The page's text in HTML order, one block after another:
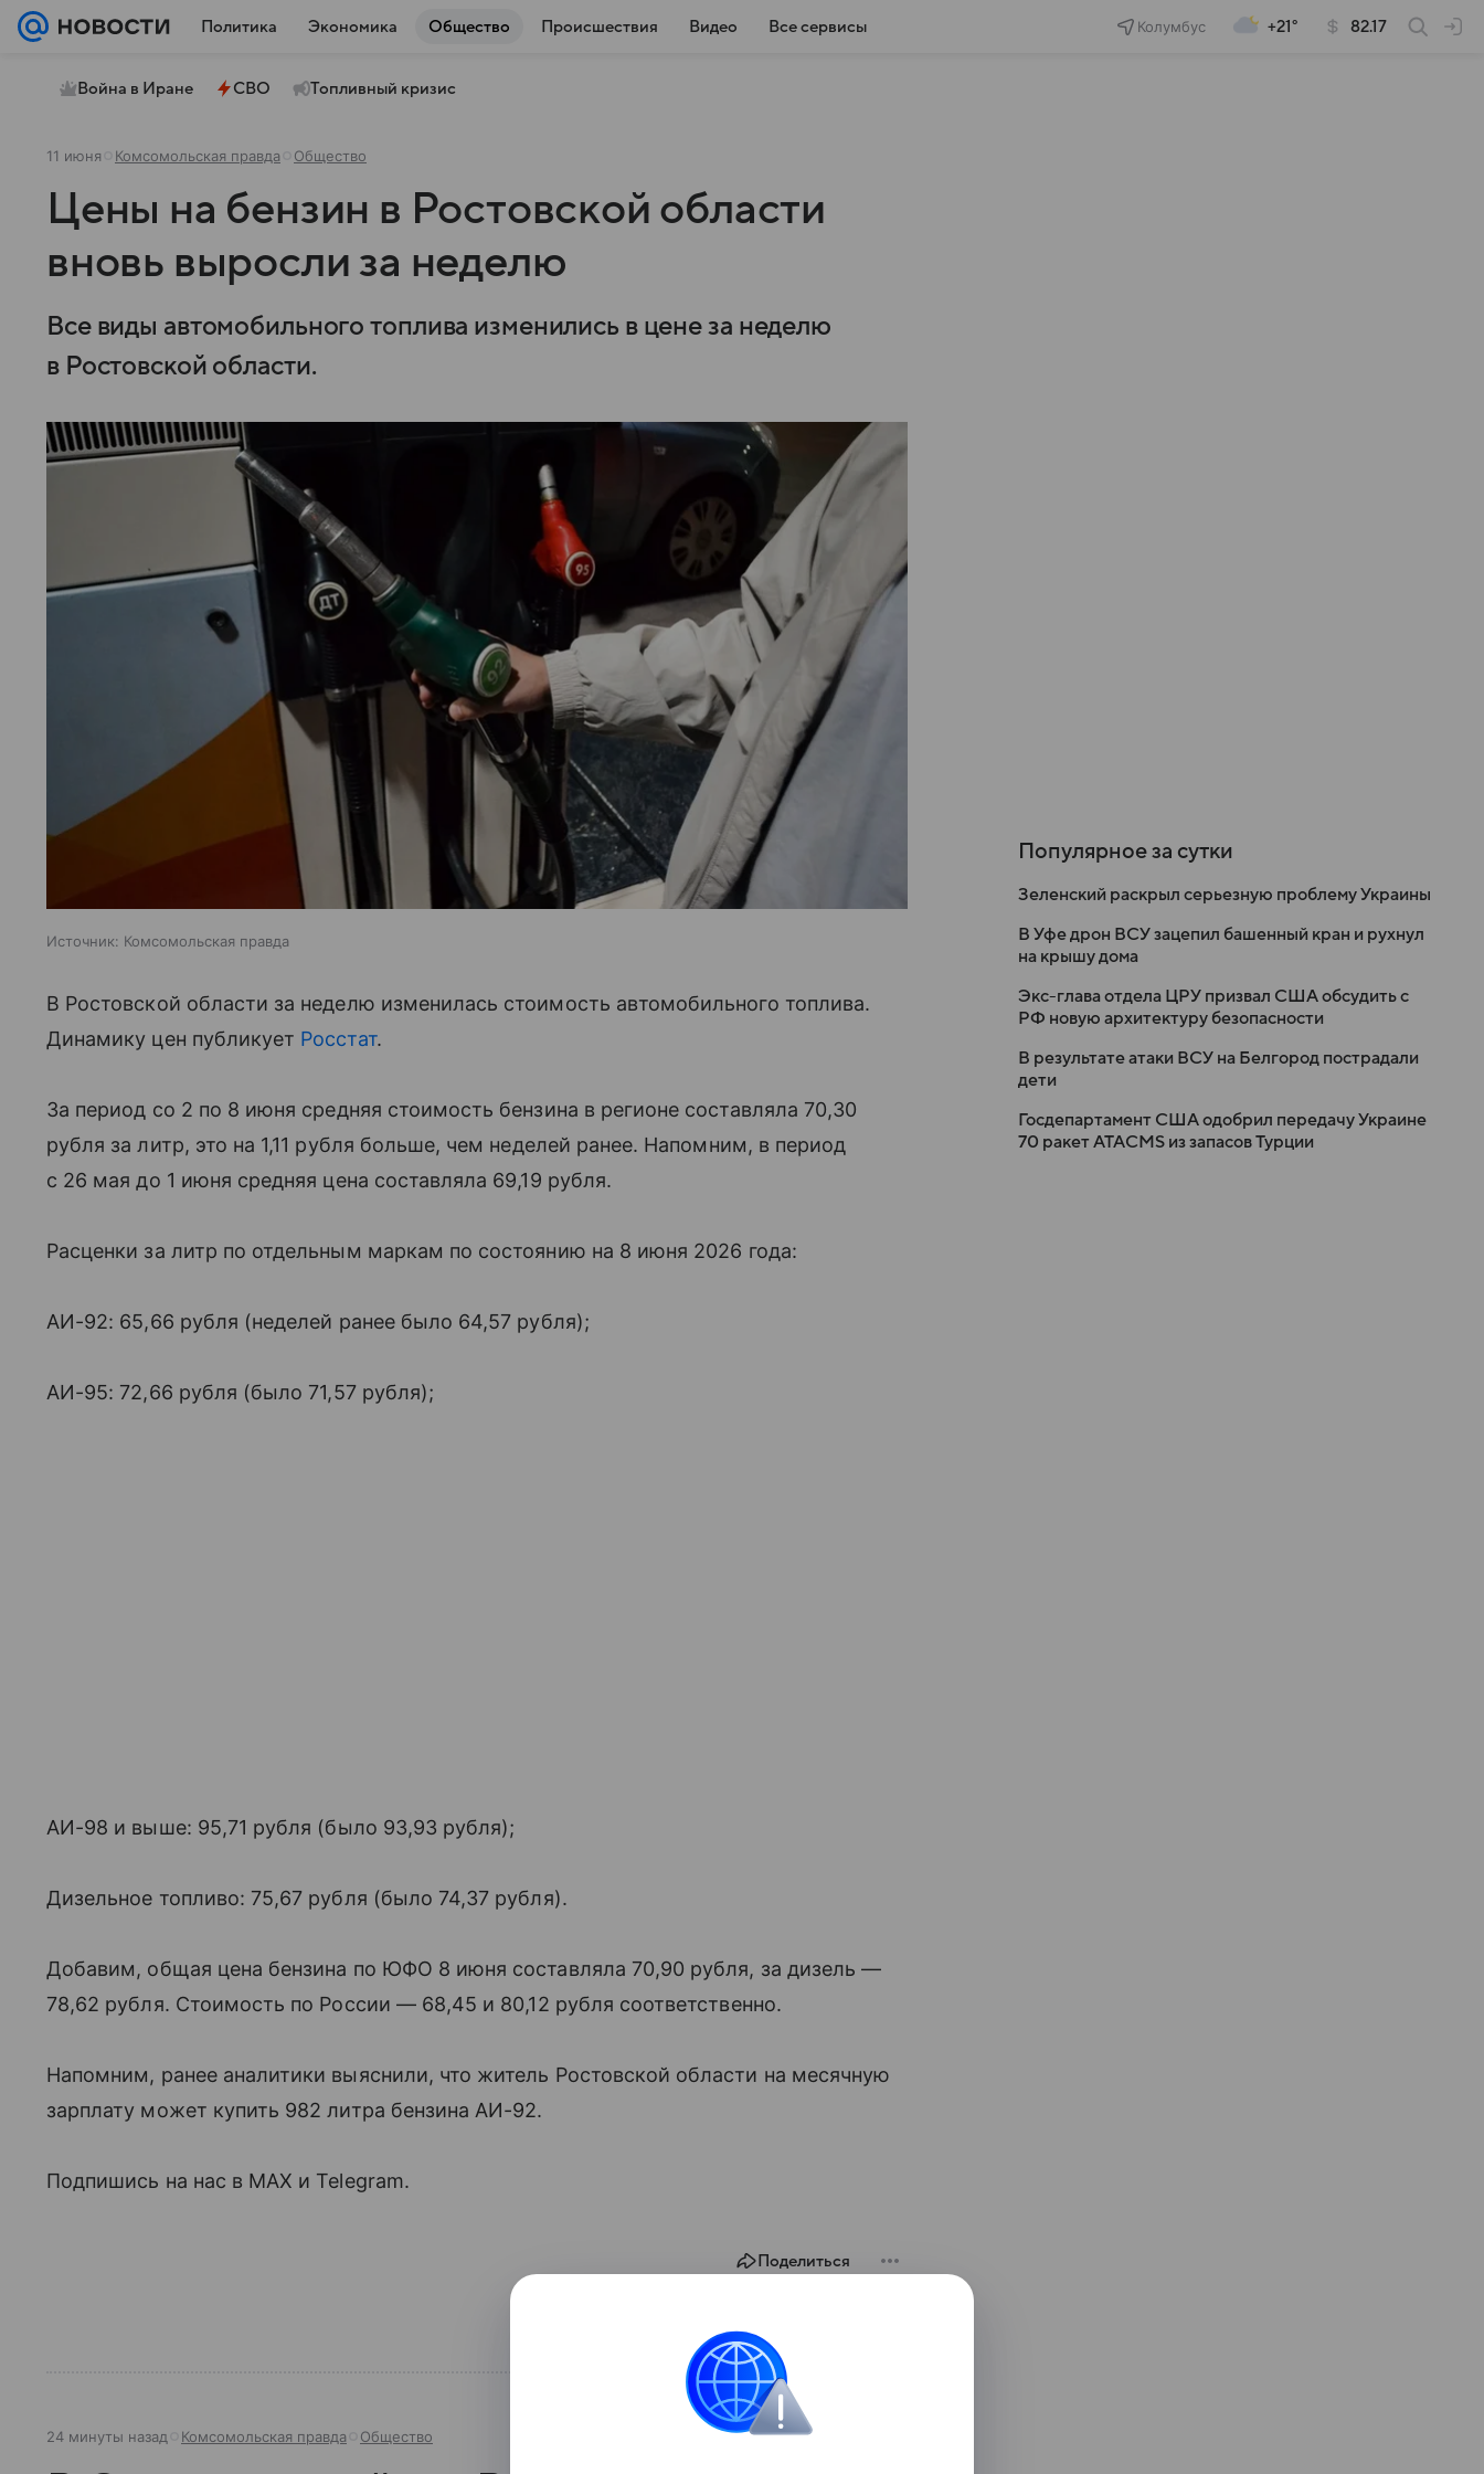
Политика Экономика Общество Происшествия Видео Все сервисы Колумбус +21° 82.17
Война в Иране СВО Топливный кризис
11 июня Комсомольская правда Общество
Цены на бензин в Ростовской области
вновь выросли за неделю
Все виды автомобильного топлива изменились в цене за неделю
в Ростовской области.
Источник: Комсомольская правда
В Ростовской области за неделю изменилась стоимость автомобильного топлива.
Динамику цен публикует Росстат.
За период со 2 по 8 июня средняя стоимость бензина в регионе составляла 70,30
рубля за литр, это на 1,11 рубля больше, чем неделей ранее. Напомним, в период
с 26 мая до 1 июня средняя цена составляла 69,19 рубля.
Расценки за литр по отдельным маркам по состоянию на 8 июня 2026 года:
АИ-92: 65,66 рубля (неделей ранее было 64,57 рубля);
АИ-95: 72,66 рубля (было 71,57 рубля);
АИ-98 и выше: 95,71 рубля (было 93,93 рубля);
Дизельное топливо: 75,67 рубля (было 74,37 рубля).
Добавим, общая цена бензина по ЮФО 8 июня составляла 70,90 рубля, за дизель —
78,62 рубля. Стоимость по России — 68,45 и 80,12 рубля соответственно.
Напомним, ранее аналитики выяснили, что житель Ростовской области на месячную
зарплату может купить 982 литра бензина АИ-92.
Подпишись на нас в MAX и Telegram.
Поделиться
24 минуты назад Комсомольская правда Общество
Популярное за сутки
Зеленский раскрыл серьезную проблему Украины
В Уфе дрон ВСУ зацепил башенный кран и рухнул
на крышу дома
Экс-глава отдела ЦРУ призвал США обсудить с
РФ новую архитектуру безопасности
В результате атаки ВСУ на Белгород пострадали
дети
Госдепартамент США одобрил передачу Украине
70 ракет ATACMS из запасов Турции